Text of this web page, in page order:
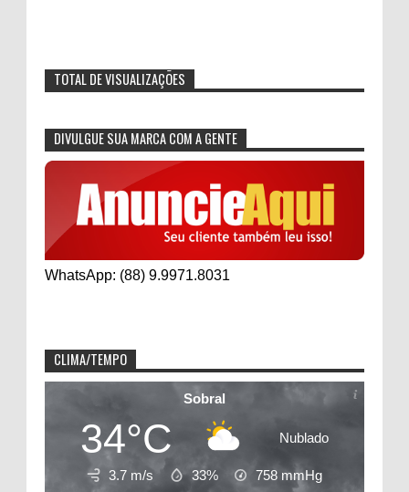
TOTAL DE VISUALIZAÇÕES
DIVULGUE SUA MARCA COM A GENTE
WhatsApp: (88) 9.9971.8031
CLIMA/TEMPO
Sobral
34°C Nublado
3.7 m/s 33% 758 mmHg